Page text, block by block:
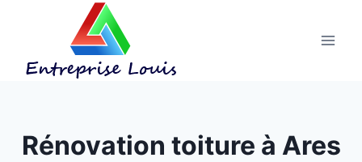
Rénovation toiture à Ares